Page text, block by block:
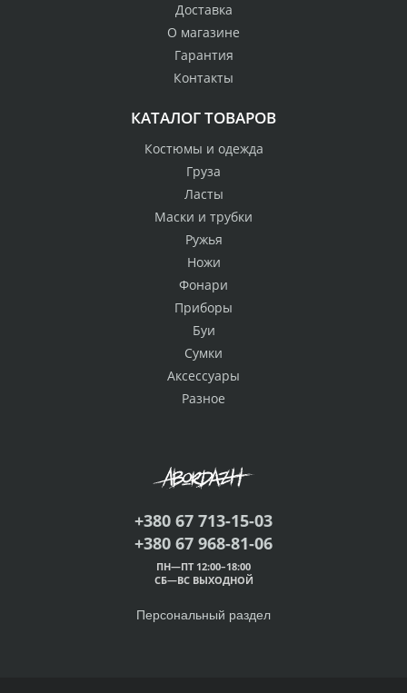
Доставка
О магазине
Гарантия
Контакты
КАТАЛОГ ТОВАРОВ
Костюмы и одежда
Груза
Ласты
Маски и трубки
Ружья
Ножи
Фонари
Приборы
Буи
Сумки
Аксессуары
Разное
+380 67 713-15-03
+380 67 968-81-06
ПН—ПТ 12:00–18:00
СБ—ВС ВЫХОДНОЙ
Персональный раздел